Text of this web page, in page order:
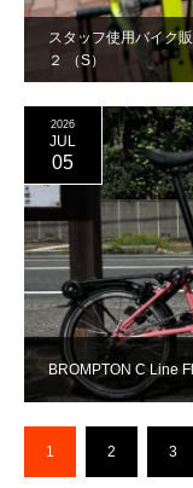
スタッフ使用バイク
２ （S）
BROMPTON C Line
2026
JUL
05
1 2 3